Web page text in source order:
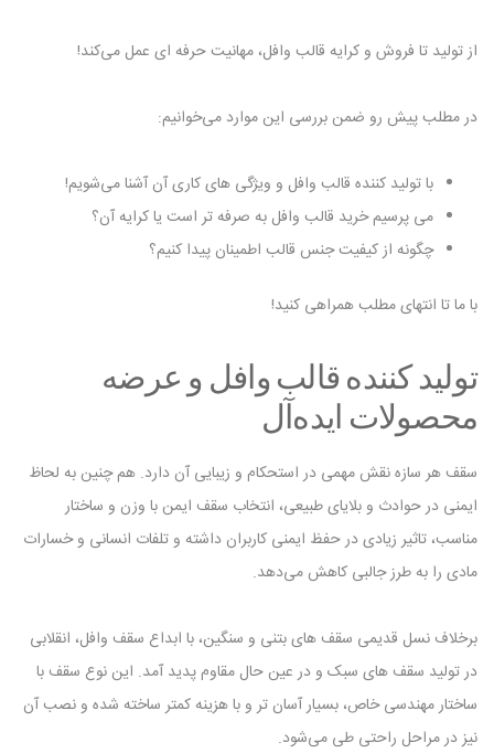
از تولید تا فروش و کرایه قالب‌ وافل، مهانیت حرفه ‌ای عمل می‌کند!
در مطلب پیش رو ضمن بررسی این موارد می‌خوانیم:
با تولید کننده قالب وافل و ویژگی ‌های کاری آن آشنا می‌شویم!
می‌ پرسیم خرید قالب وافل به صرفه‌ تر است یا کرایه آن؟
چگونه از کیفیت جنس قالب اطمینان پیدا کنیم؟
با ما تا انتهای مطلب همراهی کنید!
تولید کننده قالب وافل و عرضه
محصولات ایده‌آل
سقف هر سازه نقش مهمی در استحکام و زیبایی آن دارد. هم‌ چنین به ‌لحاظ
ایمنی در حوادث و بلایای طبیعی، انتخاب سقف ایمن با وزن و ساختار
مناسب، تاثیر زیادی در حفظ ایمنی کاربران داشته و تلفات انسانی و خسارات
مادی را به‌ طرز جالبی کاهش می‌دهد.
برخلاف نسل قدیمی سقف ‌های بتنی و سنگین، با ابداع سقف وافل، انقلابی
در تولید سقف ‌های سبک و در عین حال مقاوم پدید آمد. این نوع سقف با
ساختار مهندسی خاص، بسیار‌ آسان‌ تر و با هزینه کمتر ساخته شده و نصب آن
نیز در مراحل راحتی طی می‌شود.